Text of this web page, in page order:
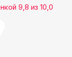
9,8 из 10,0